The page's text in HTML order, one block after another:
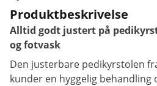
Produktbeskrivelse
Alltid godt justert på
og fotvask
Den justerbare pedikyrstolen
kunder en hyggelig behandling